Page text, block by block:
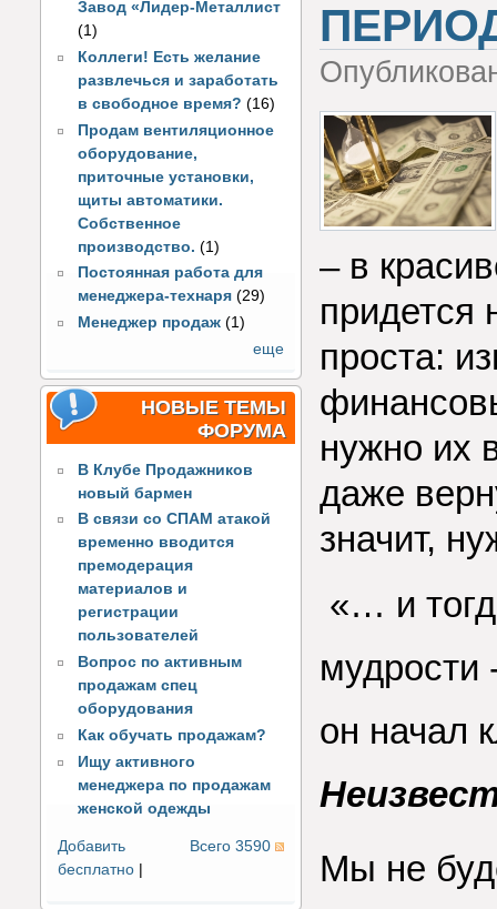
Завод «Лидер-Металлист
(1)
Коллеги! Есть желание
развлечься и заработать
в свободное время? (16)
Продам вентиляционное
оборудование,
приточные установки,
щиты автоматики.
Собственное
производство. (1)
Постоянная работа для
менеджера-технаря (29)
Менеджер продаж (1)
еще
НОВЫЕ ТЕМЫ
ФОРУМА
В Клубе Продажников
новый бармен
В связи со СПАМ атакой
временно вводится
премодерация
материалов и
регистрации
пользователей
Вопрос по активным
продажам спец
оборудования
Как обучать продажам?
Ищу активного
менеджера по продажам
женской одежды
Всего 3590
Добавить
бесплатно |
– в
придется
проста:
нужно их
даже
значит,
«… и
он начал
Мы не